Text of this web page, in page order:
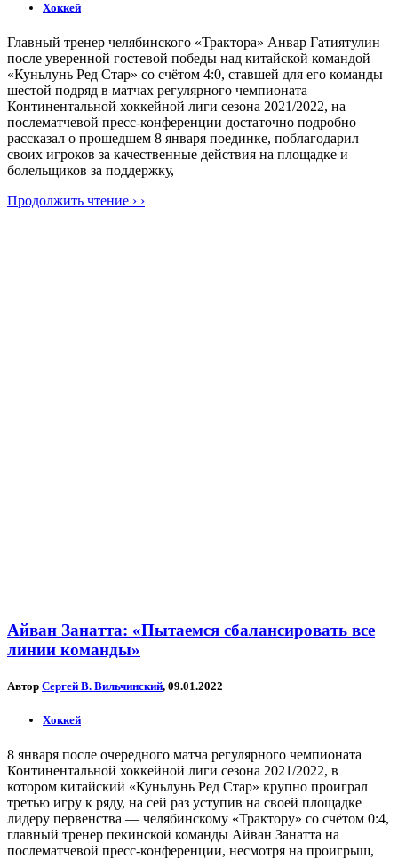
Хоккей
Главный тренер челябинского «Трактора» Анвар Гатиятулин
после уверенной гостевой победы над китайской командой
«Куньлунь Ред Стар» со счётом 4:0, ставшей для его команды
шестой подряд в матчах регулярного чемпионата
Континентальной хоккейной лиги сезона 2021/2022, на
послематчевой пресс-конференции достаточно подробно
рассказал о прошедшем 8 января поединке, поблагодарил
своих игроков за качественные действия на площадке и
болельщиков за поддержку,
Продолжить чтение › ›
Айван Занатта: «Пытаемся сбалансировать все
линии команды»
Автор Сергей В. Вильчинский, 09.01.2022
Хоккей
8 января после очередного матча регулярного чемпионата
Континентальной хоккейной лиги сезона 2021/2022, в
котором китайский «Куньлунь Ред Стар» крупно проиграл
третью игру к ряду, на сей раз уступив на своей площадке
лидеру первенства — челябинскому «Трактору» со счётом 0:4,
главный тренер пекинской команды Айван Занатта на
послематчевой пресс-конференции, несмотря на проигрыш,